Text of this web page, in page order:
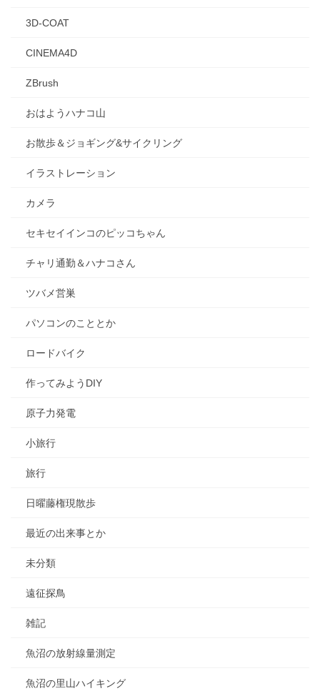
3D-COAT
CINEMA4D
ZBrush
おはようハナコ山
お散歩＆ジョギング&サイクリング
イラストレーション
カメラ
セキセイインコのピッコちゃん
チャリ通勤＆ハナコさん
ツバメ営巣
パソコンのこととか
ロードバイク
作ってみようDIY
原子力発電
小旅行
旅行
日曜藤権現散歩
最近の出来事とか
未分類
遠征探鳥
雑記
魚沼の放射線量測定
魚沼の里山ハイキング